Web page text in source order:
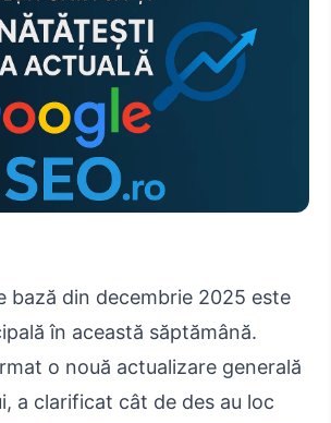
bază din decembrie 2025 este
în această săptămână.
o nouă actualizare generală
a clarificat cât de des au loc